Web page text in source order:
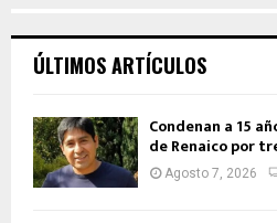
ÚLTIMOS ARTÍCULOS
Condenan a 15
de Renaico por
Agosto 7, 2026